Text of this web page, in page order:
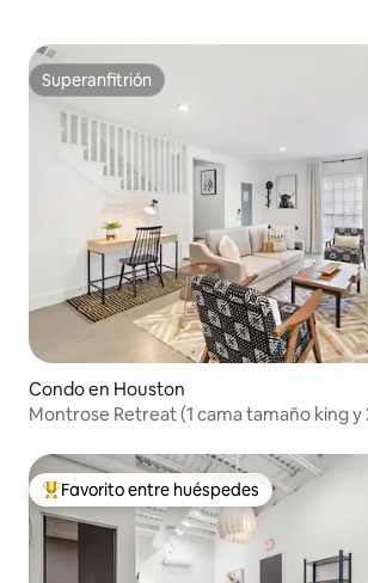
Superanfitrión
Superanfitrión
Condo en Houston
Montrose Retreat (1 cama tamaño king
Favorito entre huéspedes preferido
Favorito entre huéspedes